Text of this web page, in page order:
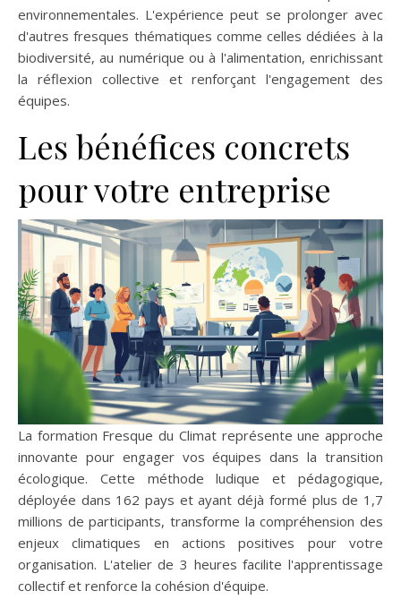
environnementales. L'expérience peut se prolonger avec
d'autres fresques thématiques comme celles dédiées à la
biodiversité, au numérique ou à l'alimentation, enrichissant
la réflexion collective et renforçant l'engagement des
équipes.
Les bénéfices concrets
pour votre entreprise
La formation Fresque du Climat représente une approche
innovante pour engager vos équipes dans la transition
écologique. Cette méthode ludique et pédagogique,
déployée dans 162 pays et ayant déjà formé plus de 1,7
millions de participants, transforme la compréhension des
enjeux climatiques en actions positives pour votre
organisation. L'atelier de 3 heures facilite l'apprentissage
collectif et renforce la cohésion d'équipe.